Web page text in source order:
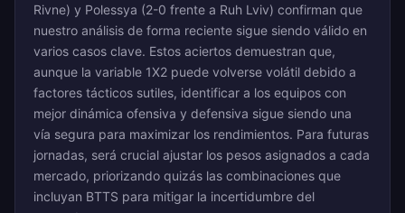
Rivne) y Polessya (2-0 frente a Ruh Lviv) confirman que
nuestro análisis de forma reciente sigue siendo válido en
varios casos clave. Estos aciertos demuestran que,
aunque la variable 1X2 puede volverse volátil debido a
factores tácticos sutiles, identificar a los equipos con
mejor dinámica ofensiva y defensiva sigue siendo una
vía segura para maximizar los rendimientos. Para futuras
jornadas, será crucial ajustar los pesos asignados a cada
mercado, priorizando quizás las combinaciones que
incluyan BTTS para mitigar la incertidumbre del